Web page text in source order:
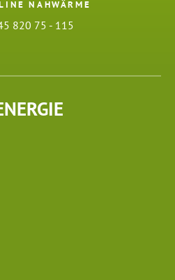
NAHWÄRME
820 75 - 115